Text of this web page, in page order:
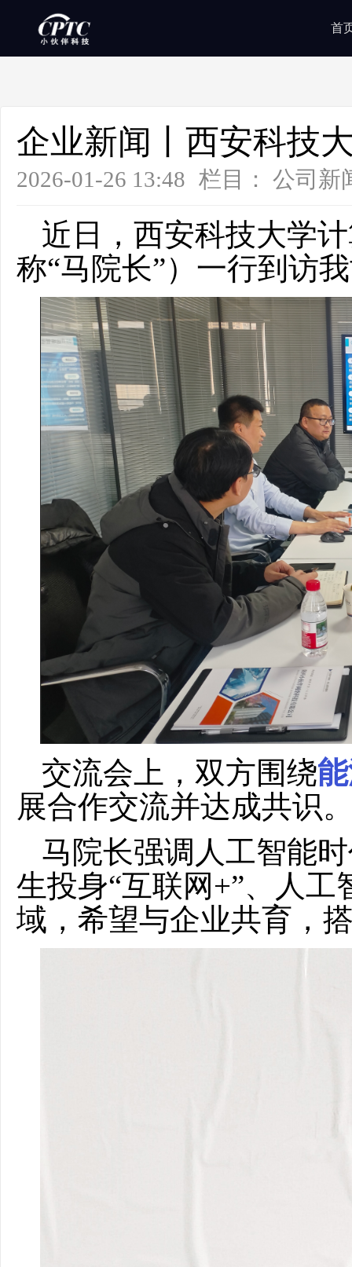
首
企业新闻丨西安科技
2026-01-26 13:48 栏目： 公司新
近日，西安科技大学
称“马院长”）一行到访
交流会上，双方围绕
展合作交流并达成共识
马院长强调人工智能
生投身“互联网+”、人
域 ， 希望与企业共育，